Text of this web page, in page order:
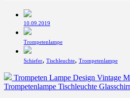
Veröffentlichungsdatum
10.09.2019
Veröffentlicht
in
Trompetenlampe
Schlagwörter
Schiefer, Tischleuchte, Trompetenlampe
Vorheriger
Beitrag:
Trompeten Lampe Design Vintage
Trompetenlampe Tischleuchte